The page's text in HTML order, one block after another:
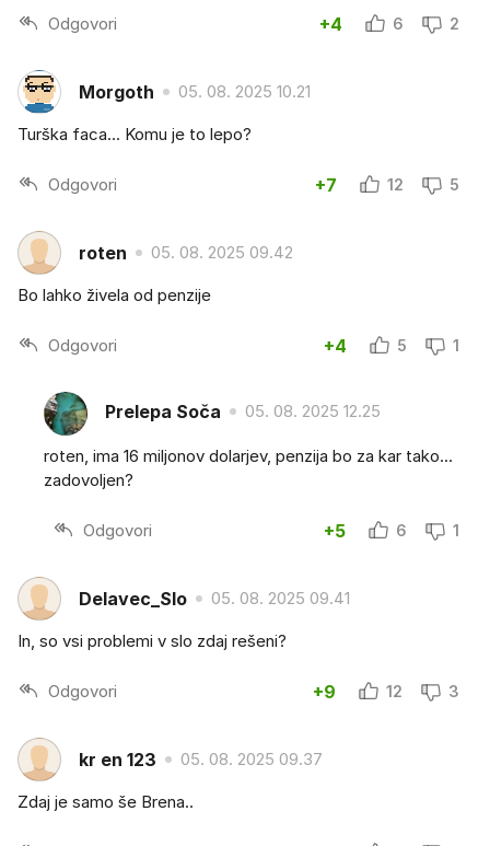
Odgovori +4 6 2
Morgoth 05. 08. 2025 10.21
Turška faca... Komu je to lepo?
Odgovori +7 12 5
roten 05. 08. 2025 09.42
Bo lahko živela od penzije
Odgovori +4 5 1
Prelepa Soča 05. 08. 2025 12.25
roten, ima 16 miljonov dolarjev, penzija bo za kar tako...
zadovoljen?
Odgovori +5 6 1
Delavec_Slo 05. 08. 2025 09.41
In, so vsi problemi v slo zdaj rešeni?
Odgovori +9 12 3
kr en 123 05. 08. 2025 09.37
Zdaj je samo še Brena..